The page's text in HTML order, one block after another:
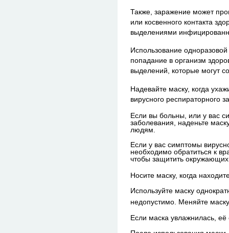
Также, заражение может
или косвенного контакта
выделениями
Использование
попадание в организм
выделений, которые могут
Надевайте маску, когда
вирусного респираторного
Если вы больны, или у вас
заболевания, наденьте
людям.
Если у вас симптомы
необходимо обратиться к
чтобы защитить
Носите маску, когда
Используйте маску
недопустимо. Меняйте
Если маска увлажнилась,